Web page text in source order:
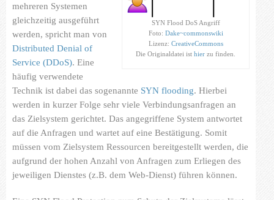
SYN Flood DoS Angriff
Foto: Dake~commonswiki
Lizenz: CreativeCommons
Die Originaldatei ist hier zu finden.
mehreren Systemen
gleichzeitig ausgeführt
werden, spricht man von
Distributed Denial of
Service (DDoS). Eine
häufig verwendete
Technik ist dabei das sogenannte SYN flooding. Hierbei
werden in kurzer Folge sehr viele Verbindungsanfragen an
das Zielsystem gerichtet. Das angegriffene System antwortet
auf die Anfragen und wartet auf eine Bestätigung. Somit
müssen vom Zielsystem Ressourcen bereitgestellt werden, die
aufgrund der hohen Anzahl von Anfragen zum Erliegen des
jeweiligen Dienstes (z.B. dem Web-Dienst) führen können.